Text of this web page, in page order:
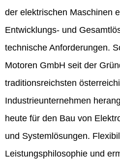
der elektrischen Maschinen
Entwicklungs- und
technische Anforderungen.
Motoren GmbH seit der
traditionsreichsten
Industrieunternehmen
heute für den Bau von
und Systemlösungen.
Leistungsphilosophie und